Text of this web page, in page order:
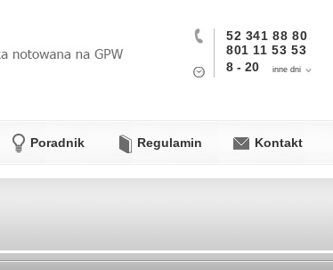
52 341 88 80
801 11 53 53
8 - 20
inne dni
Poradnik Regulamin Kontakt